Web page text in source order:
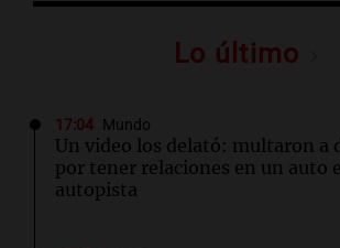
Lo último
17:04 Mundo
Un video los delató: multaron a
por tener relaciones en un auto
autopista